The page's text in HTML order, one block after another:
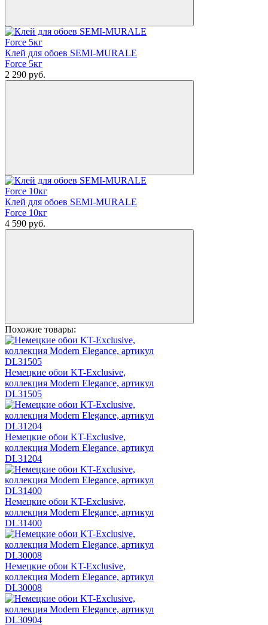
Клей для обоев SEMI-MURALE
Force 5кг
2 290 руб.
Клей для обоев SEMI-MURALE
Force 10кг
4 590 руб.
Похожие товары:
Немецкие обои KT-Exclusive,
коллекция Modern Elegance, артикул
DL31505
Немецкие обои KT-Exclusive,
коллекция Modern Elegance, артикул
DL31204
Немецкие обои KT-Exclusive,
коллекция Modern Elegance, артикул
DL31400
Немецкие обои KT-Exclusive,
коллекция Modern Elegance, артикул
DL30008